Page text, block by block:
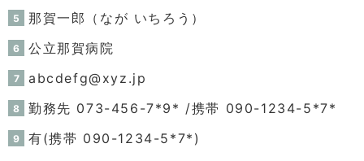
那賀一郎（なが いちろう）
公立那賀病院
abcdefg@xyz.jp
勤務先 073-456-7*9* /携帯 090-1234-5*7*
有(携帯 090-1234-5*7*)